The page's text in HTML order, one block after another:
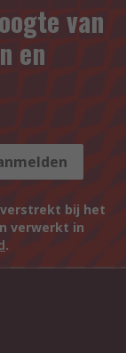
van
en
verstrekt bij het
verwerkt in
.